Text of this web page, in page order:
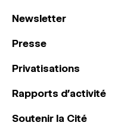
Newsletter
Presse
Privatisations
Rapports d’activité
Soutenir la Cité